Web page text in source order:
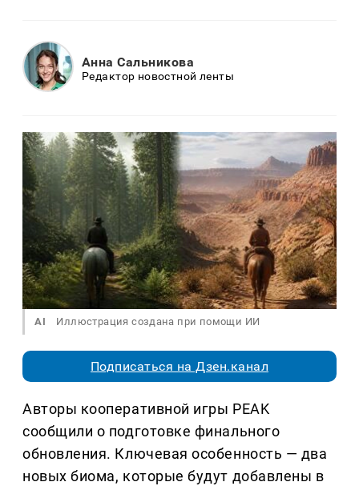
Анна Сальникова
Редактор новостной ленты
AI Иллюстрация создана при помощи ИИ
Подписаться на Дзен.канал
Авторы кооперативной игры PEAK
сообщили о подготовке финального
обновления. Ключевая особенность — два
новых биома, которые будут добавлены в